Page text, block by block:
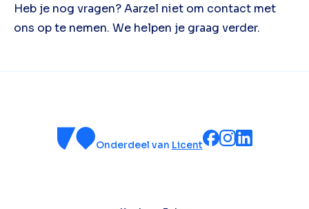
Heb je nog vragen? Aarzel niet om contact met
ons op te nemen. We helpen je graag verder.
Onderdeel van Licent